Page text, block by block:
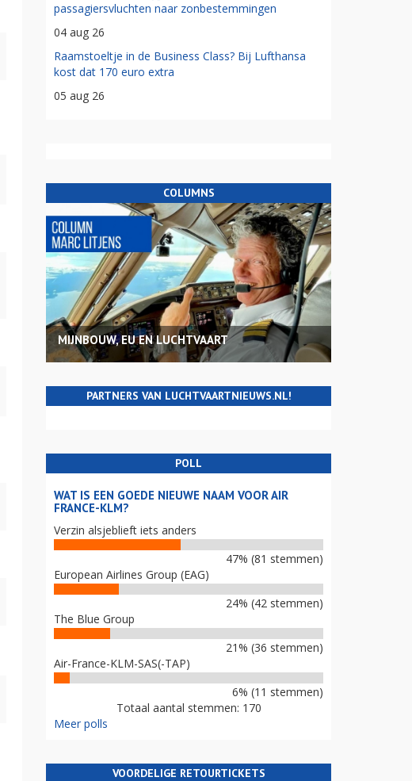
passagiersvluchten naar zonbestemmingen
04 aug 26
Raamstoeltje in de Business Class? Bij Lufthansa
kost dat 170 euro extra
05 aug 26
COLUMNS
MIJNBOUW, EU EN LUCHTVAART
PARTNERS VAN LUCHTVAARTNIEUWS.NL!
POLL
WAT IS EEN GOEDE NIEUWE NAAM VOOR AIR
FRANCE-KLM?
Verzin alsjeblieft iets anders
47% (81 stemmen)
European Airlines Group (EAG)
24% (42 stemmen)
The Blue Group
21% (36 stemmen)
Air-France-KLM-SAS(-TAP)
6% (11 stemmen)
Totaal aantal stemmen: 170
Meer polls
VOORDELIGE RETOURTICKETS